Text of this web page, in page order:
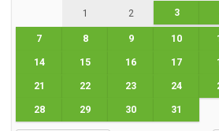
1 2 3
7 8 9 10
14 15 16 17
21 22 23 24
28 29 30 31